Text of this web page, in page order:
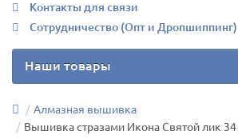
Контакты для связи
Сотрудничество (Опт и Дропшиппинг)
Наши товары
Алмазная вышивка
Вышивка стразами Икона Святой лик 34